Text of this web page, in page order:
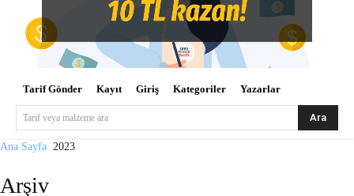
Tarif Gönder Kayıt Giriş Kategoriler Yazarlar
Tarif veya malzeme ara Ara
Ana Sayfa 2023
Arşiv